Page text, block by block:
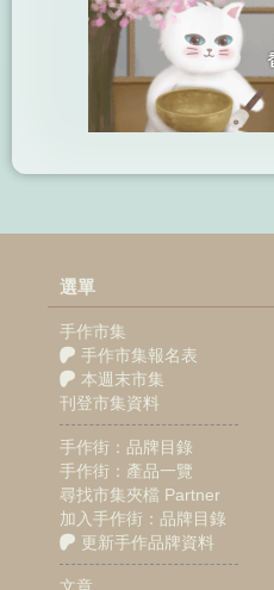
選單
手作市集
手作市集報名表
本週末市集
刊登市集資料
手作街：品牌目錄
手作街：產品一覽
尋找市集夾檔 Partner
加入手作街：品牌目錄
更新手作品牌資料
文章